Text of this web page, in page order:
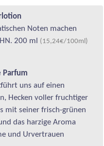
Noten machen
200 ml
(15,24€/100ml)
Parfum
uns auf einen
Hecken voller fruchtiger
mit seiner frisch-grünen
das harzige Aroma
und Urvertrauen